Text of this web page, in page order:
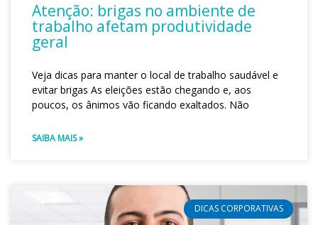
Atenção: brigas no ambiente de
trabalho afetam produtividade
geral
Veja dicas para manter o local de trabalho saudável e
evitar brigas As eleições estão chegando e, aos
poucos, os ânimos vão ficando exaltados. Não
SAIBA MAIS »
DICAS CORPORATIVAS